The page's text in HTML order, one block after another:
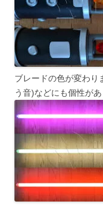
ブレードの色が変わり
う音)などにも個性があ